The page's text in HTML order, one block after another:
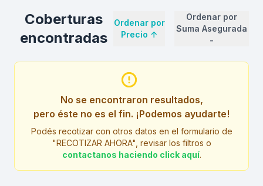
Coberturas
encontradas
Ordenar por
Precio ↑
Ordenar por
Suma Asegurada
-
No se encontraron resultados,
pero éste no es el fin. ¡Podemos ayudarte!
Podés recotizar con otros datos en el formulario de
"RECOTIZAR AHORA", revisar los filtros o
contactanos haciendo click aquí.